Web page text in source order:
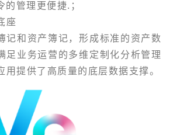
的管理更便捷.；
座
记和资产簿记，形成标准的资产数
足业务运营的多维定制化分析管理
用提供了高质量的底层数据支撑。